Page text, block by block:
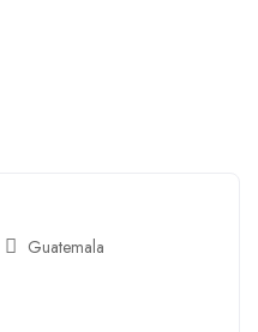
Guatemala